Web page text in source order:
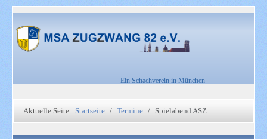
Ein Schachverein in München
Aktuelle Seite: Startseite Termine Spielabend ASZ